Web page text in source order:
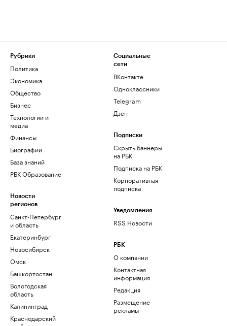
Рубрики
Политика
Экономика
Общество
Бизнес
Технологии и
медиа
Финансы
Биографии
База знаний
РБК Образование
Новости
регионов
Санкт-Петербург
и область
Екатеринбург
Новосибирск
Омск
Башкортостан
Вологодская
область
Калининград
Краснодарский
Социальные
сети
ВКонтакте
Одноклассники
Telegram
Дзен
Подписки
Скрыть баннеры
на РБК
Подписка на РБК
Корпоративная
подписка
Уведомления
RSS Новости
РБК
О компании
Контактная
информация
Редакция
Размещение
рекламы